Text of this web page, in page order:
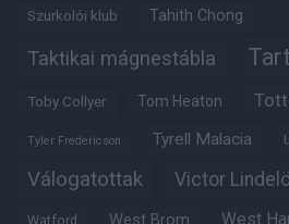
Szurkolói klub Tahith Chong
Taktikai mágnestábla
Toby Collyer Tom Heaton
Tyler Fredericson Tyrell Malacia
Válogatottak Victor
Watford West Brom West